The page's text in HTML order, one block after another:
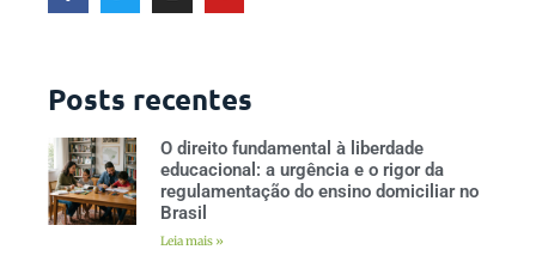
Posts recentes
O direito fundamental à liberdade
educacional: a urgência e o rigor da
regulamentação do ensino domiciliar no
Brasil
Leia mais »